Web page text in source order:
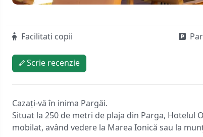
Facilitati copii
Scrie recenzie
Cazați-vă în inima Pargăi.
Situat la 250 de metri de plaja din Parga, Hotelul
mobilat, având vedere la Marea Ionică sau la